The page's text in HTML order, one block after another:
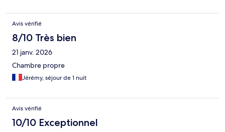
Avis vérifié
8/10 Très bien
21 janv. 2026
Chambre propre
Jérémy, séjour de 1 nuit
Avis vérifié
10/10 Exceptionnel